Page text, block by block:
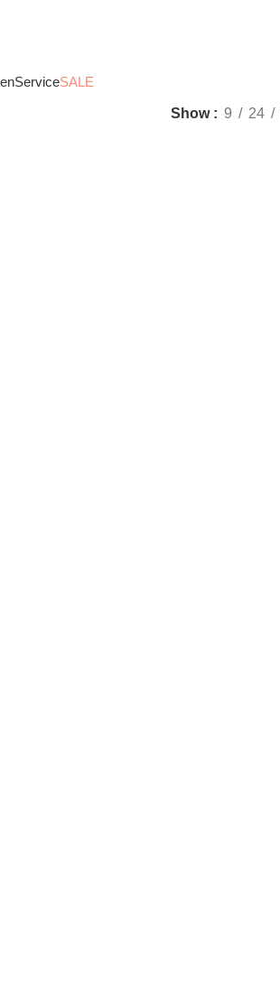
ServiceSALE
Show 9 24